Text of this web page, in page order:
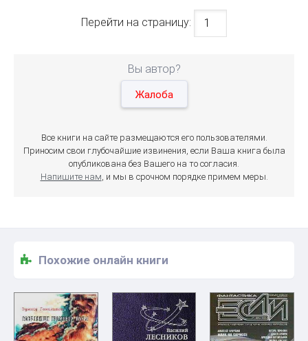
Перейти на страницу:
Вы автор?
Жалоба
Все книги на сайте размещаются его пользователями.
Приносим свои глубочайшие извинения, если Ваша книга была
опубликована без Вашего на то согласия.
Напишите нам, и мы в срочном порядке примем меры.
Похожие онлайн книги